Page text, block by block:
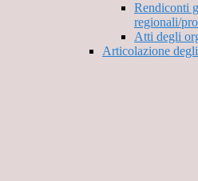
Rendiconti
regionali/
Atti degli
Articolazione